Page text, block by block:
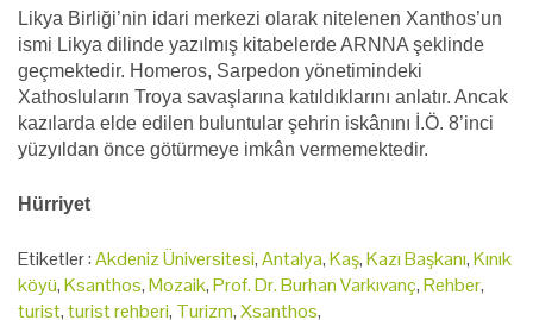
Likya Birliği’nin idari merkezi olarak nitelenen Xanthos’un
ismi Likya dilinde yazılmış kitabelerde ARNNA şeklinde
geçmektedir. Homeros, Sarpedon yönetimindeki
Xathosluların Troya savaşlarına katıldıklarını anlatır. Ancak
kazılarda elde edilen buluntular şehrin iskânını İ.Ö. 8’inci
yüzyıldan önce götürmeye imkân vermemektedir.
Hürriyet
Etiketler :Akdeniz Üniversitesi,Antalya,Kaş,Kazı Başkanı,Kınık
köyü,Ksanthos,Mozaik,Prof. Dr. Burhan Varkıvanç,Rehber,
turist,turist rehberi, Turizm,Xsanthos,